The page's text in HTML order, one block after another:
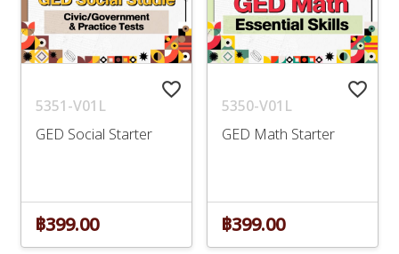
favorite_border
5351-V01L
GED Social Starter
฿399.00
favorite_border
5350-V01L
GED Math Starter
฿399.00